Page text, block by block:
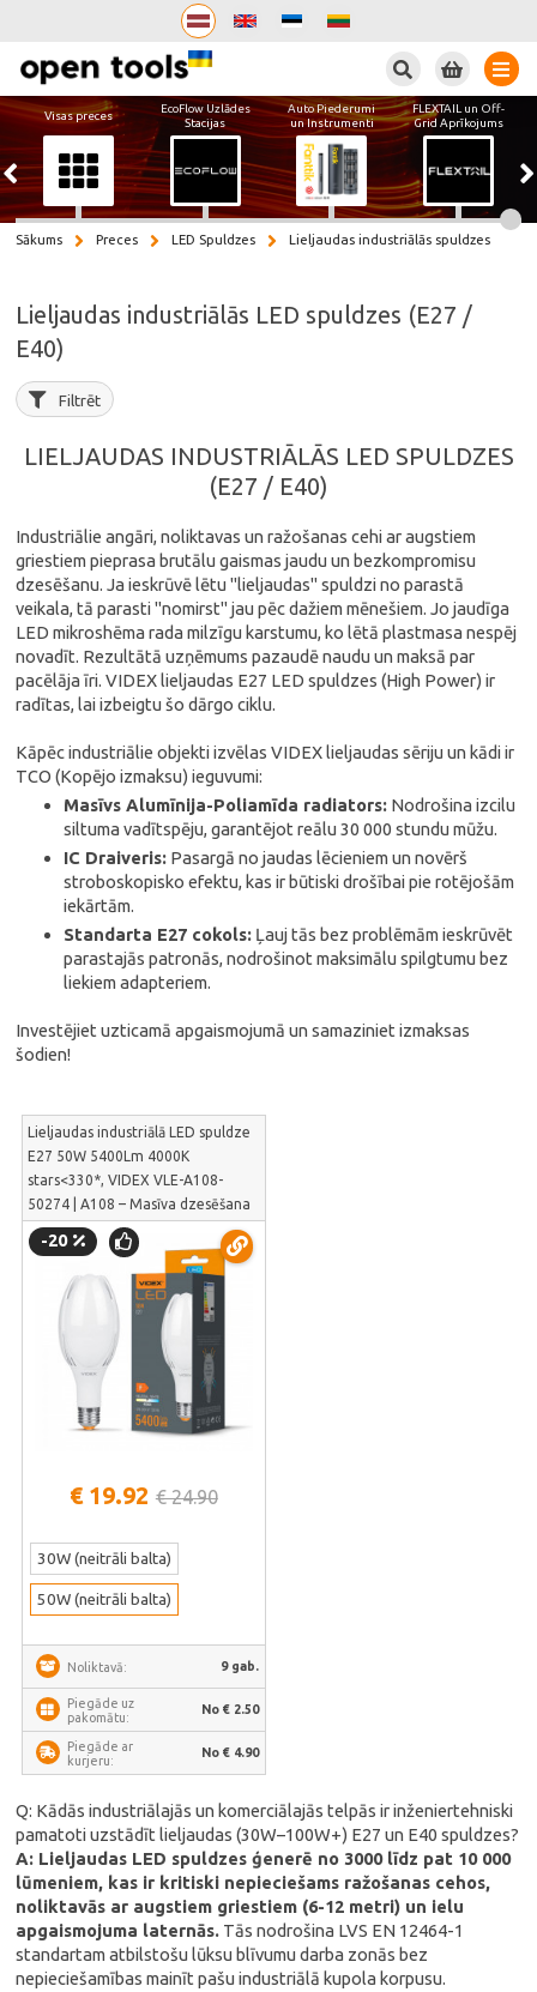
Visas preces
EcoFlow Uzlādes
Stacijas
Auto Piederumi
un Instrumenti
FLEXTAIL un Off-
Grid Aprīkojums
Sākums Preces LED Spuldzes Lieljaudas industriālās spuldzes
Lieljaudas industriālās LED spuldzes (E27 /
E40)
Filtrēt
LIELJAUDAS INDUSTRIĀLĀS LED SPULDZES
(E27 / E40)
Industriālie angāri, noliktavas un ražošanas cehi ar augstiem
griestiem pieprasa brutālu gaismas jaudu un bezkompromisu
dzesēšanu. Ja ieskrūvē lētu "lieljaudas" spuldzi no parastā
veikala, tā parasti "nomirst" jau pēc dažiem mēnešiem. Jo jaudīga
LED mikroshēma rada milzīgu karstumu, ko lētā plastmasa nespēj
novadīt. Rezultātā uzņēmums pazaudē naudu un maksā par
pacēlāja īri. VIDEX lieljaudas E27 LED spuldzes (High Power) ir
radītas, lai izbeigtu šo dārgo ciklu.
Kāpēc industriālie objekti izvēlas VIDEX lieljaudas sēriju un kādi ir
TCO (Kopējo izmaksu) ieguvumi:
Masīvs Alumīnija-Poliamīda radiators: Nodrošina izcilu
siltuma vadītspēju, garantējot reālu 30 000 stundu mūžu.
IC Draiveris: Pasargā no jaudas lēcieniem un novērš
stroboskopisko efektu, kas ir būtiski drošībai pie rotējošām
iekārtām.
Standarta E27 cokols: Ļauj tās bez problēmām ieskrūvēt
parastajās patronās, nodrošinot maksimālu spilgtumu bez
liekiem adapteriem.
Investējiet uzticamā apgaismojumā un samaziniet izmaksas
šodien!
Lieljaudas industriālā LED spuldze
E27 50W 5400Lm 4000K
stars<330*, VIDEX VLE-A108-
50274 | A108 – Masīva dzesēšana
angāriem un ražotnēm | VLE-
A108-50274
-20
€ 19.92 € 24.90
30W (neitrāli balta)
50W (neitrāli balta)
Noliktavā: 9 gab.
Piegāde uz
pakomātu:
No € 2.50
Piegāde ar
kurjeru:
No € 4.90
Q: Kādās industriālajās un komerciālajās telpās ir inženiertehniski
pamatoti uzstādīt lieljaudas (30W–100W+) E27 un E40 spuldzes?
A: Lieljaudas LED spuldzes ģenerē no 3000 līdz pat 10 000
lūmeniem, kas ir kritiski nepieciešams ražošanas cehos,
noliktavās ar augstiem griestiem (6-12 metri) un ielu
apgaismojuma laternās. Tās nodrošina LVS EN 12464-1
standartam atbilstošu lūksu blīvumu darba zonās bez
nepieciešamības mainīt pašu industriālā kupola korpusu.